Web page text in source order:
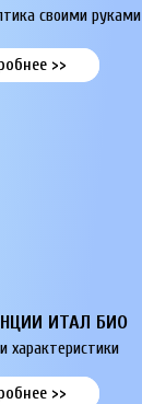
>>
>>
характеристики
своими руками
ИТАЛ БИО